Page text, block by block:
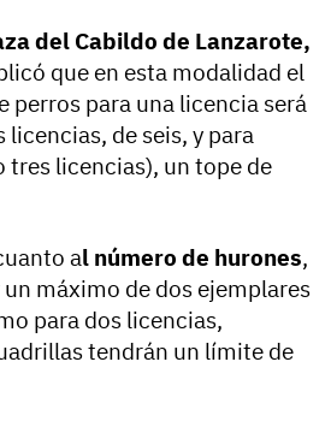
del Cabildo de Lanzarote,
que en esta modalidad el
perros para una licencia será
licencias, de seis, y para
licencias), un tope de
al número de hurones,
máximo de dos ejemplares
para dos licencias,
tendrán un límite de